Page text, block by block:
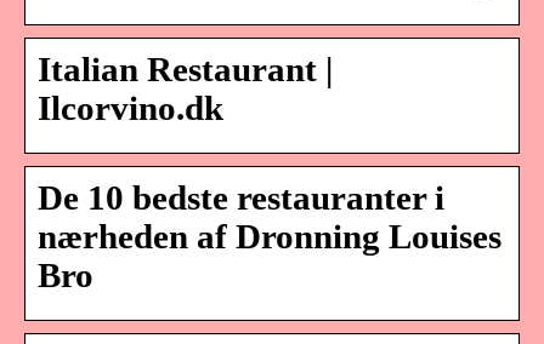
Italian Restaurant |
Ilcorvino.dk
De 10 bedste restauranter i
nærheden af Dronning Louises
Bro